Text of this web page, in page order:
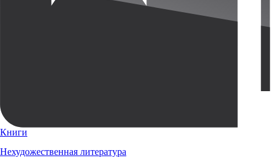
Книги
Нехудожественная литература